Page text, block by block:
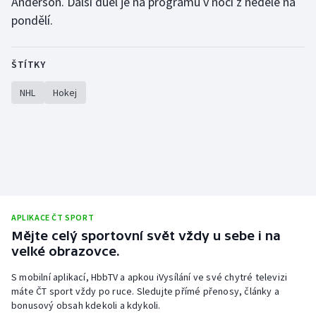
pondělí.
ŠTÍTKY
NHL Hokej
APLIKACE ČT SPORT
Mějte celý sportovní svět vždy u sebe i na
velké obrazovce.
S mobilní aplikací, HbbTV a apkou iVysílání ve své chytré televizi
máte ČT sport vždy po ruce. Sledujte přímé přenosy, články a
bonusový obsah kdekoli a kdykoli.